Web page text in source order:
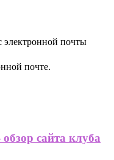
электронной почты
почте.
сайта клуба